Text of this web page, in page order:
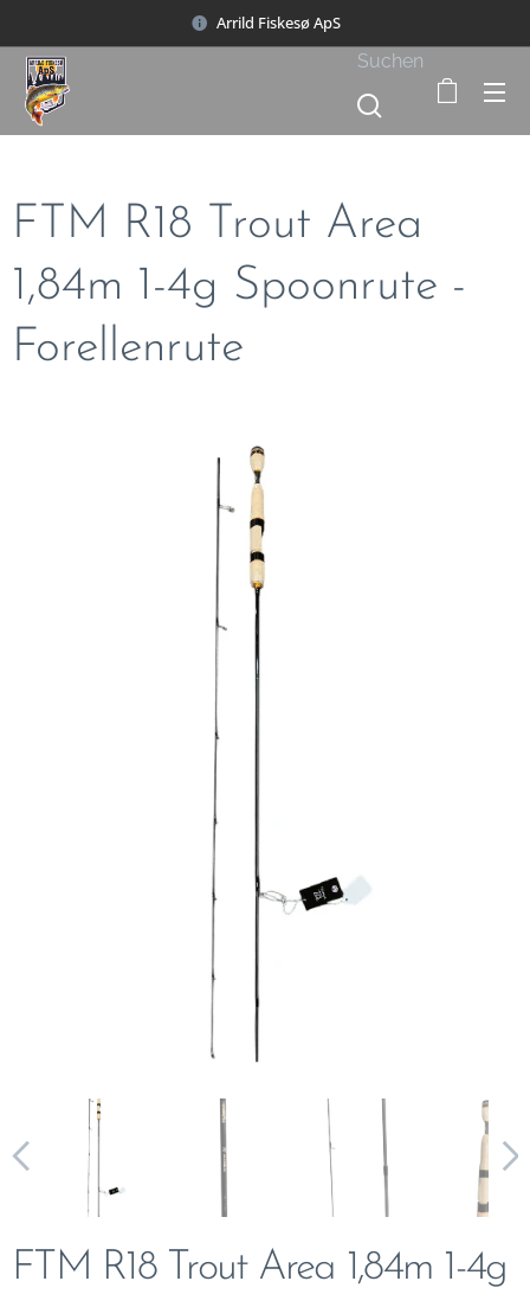
Arrild Fiskesø ApS
Suchen
FTM R18 Trout Area
1,84m 1-4g Spoonrute -
Forellenrute
FTM R18 Trout Area 1,84m 1-4g